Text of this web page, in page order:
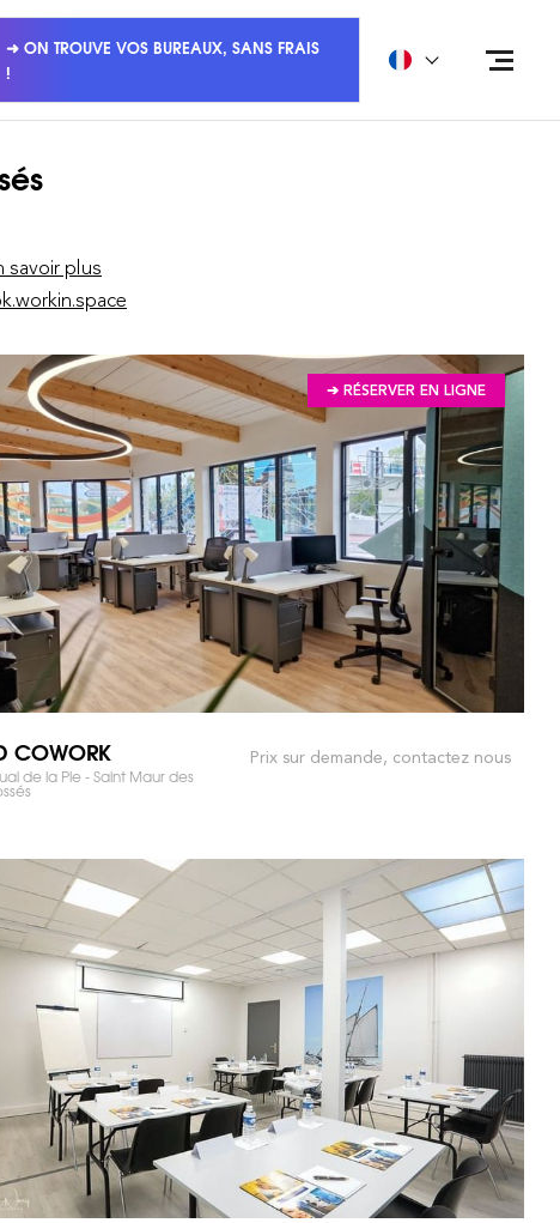
➜ ON TROUVE VOS BUREAUX, SANS FRAIS
!
savoir plus
➔ RÉSERVER EN LIGNE
COWORK
de la Pie - Saint Maur des
Prix sur demande, contactez nous